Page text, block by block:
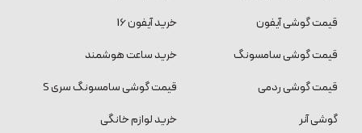
قیمت گوشی آیفون
قیمت گوشی سامسونگ
قیمت گوشی ردمی
گوشی آنر
خرید آیفون 16
خرید ساعت هوشمند
قیمت گوشی سامسونگ سری S
خرید لوازم خانگی